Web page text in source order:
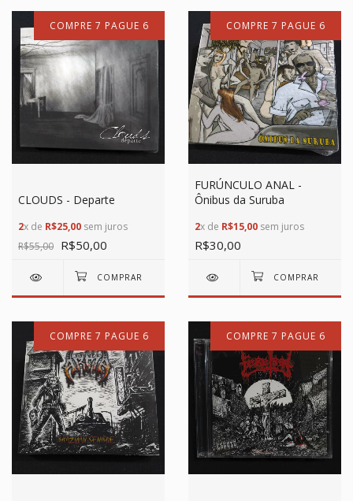
COMPRE 7 PAGUE 6
CLOUDS - Departe
2x de R$25,00 sem juros
R$55,00 R$50,00
COMPRE 7 PAGUE 6
FURÚNCULO ANAL -
Ônibus da Suruba
2x de R$15,00 sem juros
R$30,00
COMPRE 7 PAGUE 6 COMPRE 7 PAGUE 6